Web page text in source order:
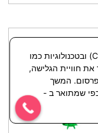
שלום לך, האתר משתמש בעוגיות (Cookies) ובטכנולוגיות כמו
את חוויית הגלישה,
המשך
שמתואר ב -